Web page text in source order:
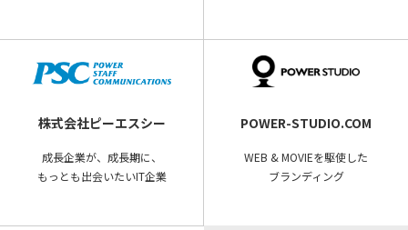
株式会社ピーエスシー
成長企業が、成長期に、
もっとも出会いたいIT企業
POWER-STUDIO.COM
WEB & MOVIEを駆使した
ブランディング